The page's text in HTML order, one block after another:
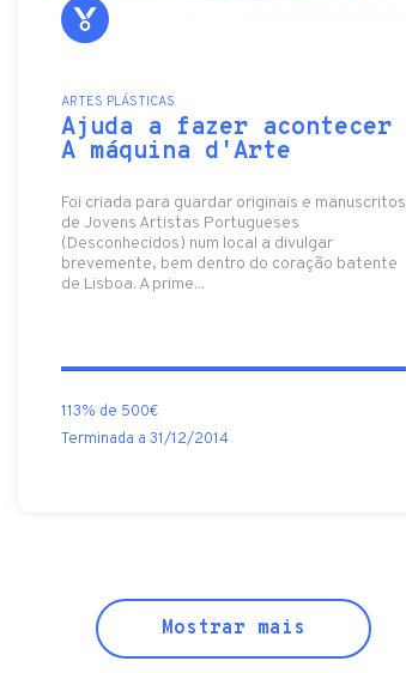
ARTES PLÁSTICAS
Ajuda a fazer acontecer
A máquina d'Arte
Foi criada para guardar originais e manuscritos
de Jovens Artistas Portugueses
(Desconhecidos) num local a divulgar
brevemente, bem dentro do coração batente
de Lisboa. A prime...
113% de 500€
Terminada a 31/12/2014
Mostrar mais